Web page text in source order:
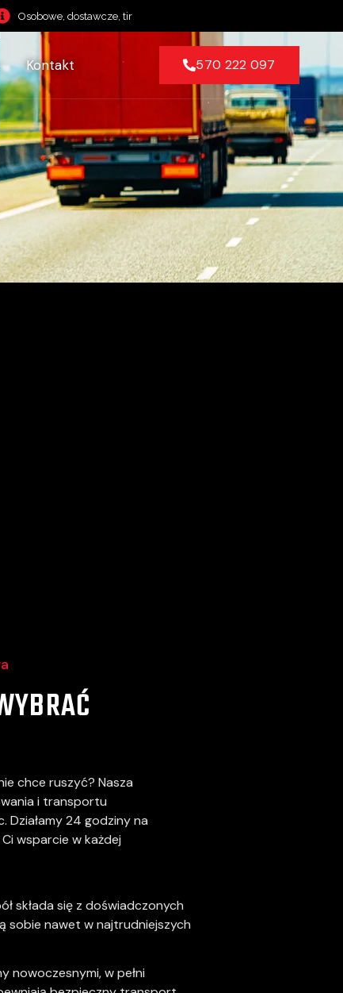
Osobowe, dostawcze, tir
Kontakt 570 222 097
chce ruszyć? Nasza
i transportu
Działamy 24 godziny na
wsparcie w każdej
składa się z doświadczonych
sobie nawet w najtrudniejszych
nowoczesnymi, w pełni